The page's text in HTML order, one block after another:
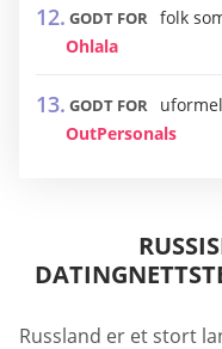
GODT FOR folk
Ohlala
GODT FOR
OutPersonals
Russland er et stort